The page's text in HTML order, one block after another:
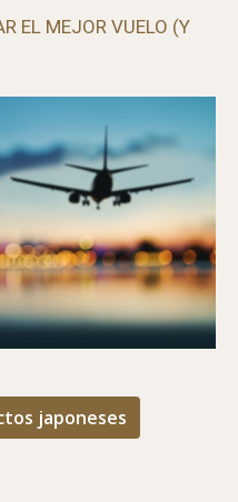
EL MEJOR VUELO (Y
japoneses